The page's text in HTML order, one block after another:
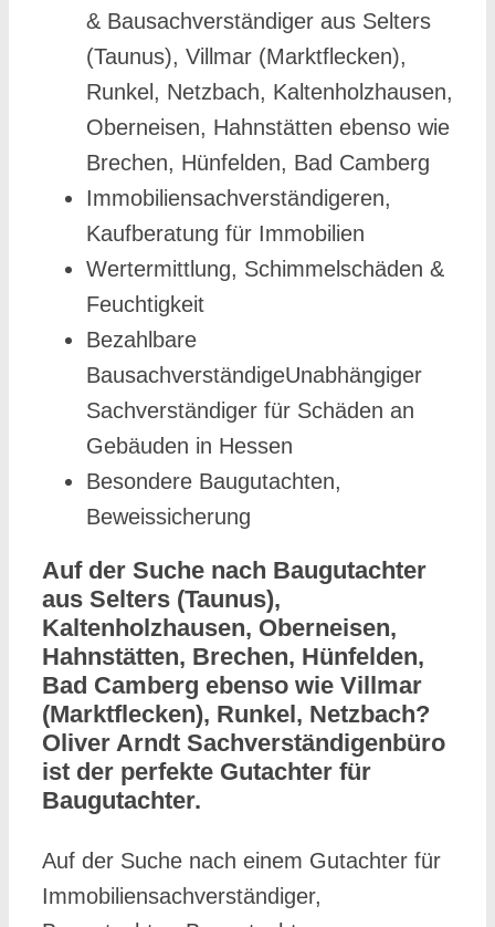
& Bausachverständiger aus Selters
(Taunus), Villmar (Marktflecken),
Runkel, Netzbach, Kaltenholzhausen,
Oberneisen, Hahnstätten ebenso wie
Brechen, Hünfelden, Bad Camberg
Immobiliensachverständigeren,
Kaufberatung für Immobilien
Wertermittlung, Schimmelschäden &
Feuchtigkeit
Bezahlbare
BausachverständigeUnabhängiger
Sachverständiger für Schäden an
Gebäuden in Hessen
Besondere Baugutachten,
Beweissicherung
Auf der Suche nach Baugutachter
aus Selters (Taunus),
Kaltenholzhausen, Oberneisen,
Hahnstätten, Brechen, Hünfelden,
Bad Camberg ebenso wie Villmar
(Marktflecken), Runkel, Netzbach?
Oliver Arndt Sachverständigenbüro
ist der perfekte Gutachter für
Baugutachter.
Auf der Suche nach einem Gutachter für
Immobiliensachverständiger,